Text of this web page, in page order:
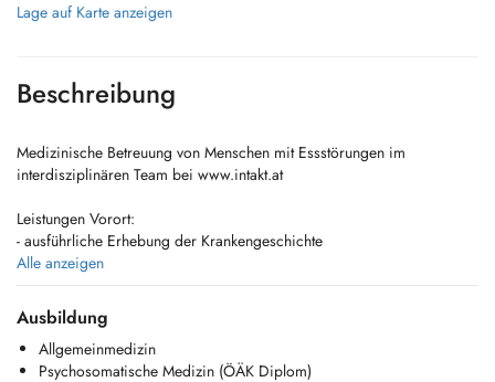
Lage auf Karte anzeigen
Beschreibung
Medizinische Betreuung von Menschen mit Essstörungen im
interdisziplinären Team bei www.intakt.at
Leistungen Vorort:
- ausführliche Erhebung der Krankengeschichte
- körperliche Untersuchung
- Körperzusammensetzung mittels BIA-Messung
- Überweisung ins Labor und weiterführende Untersuchungen
(Knochendichtemessung, Ultraschall, Magen-Darm-Spiegelung, MRT
etc.), ggf. Überweisung an stationäre Einrichtungen
- Befundbesprechung
Alle anzeigen
Ausbildung
Allgemeinmedizin
Psychosomatische Medizin (ÖÄK Diplom)